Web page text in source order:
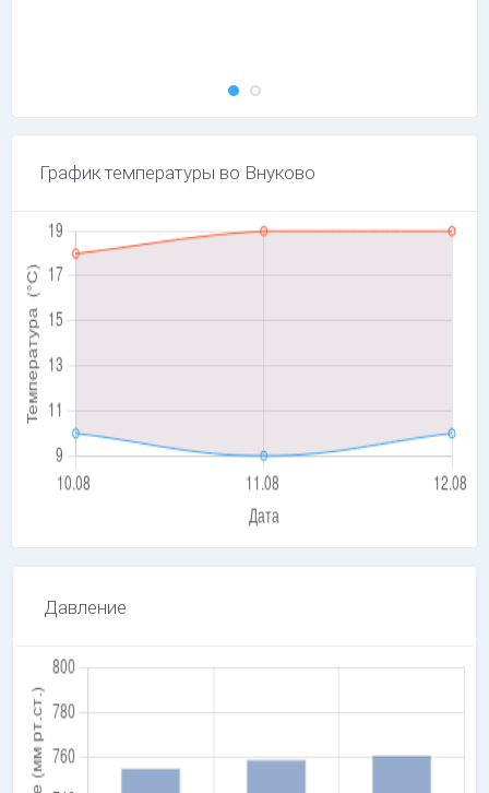
График температуры во Внуково
Давление